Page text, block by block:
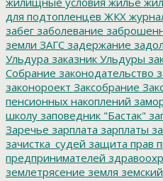
для подтопленцев ЖКХ
забег заболевание
земли ЗАГС задержание
Ульдура заказник Ульдуры
Собрание законодательство
законороект Заксобрание
пенсионных накоплений
школу заповедник "Бастак"
Заречье зарплата зарплаты
зачистка_судей защита прав
предпринимателей
землетрясение земля